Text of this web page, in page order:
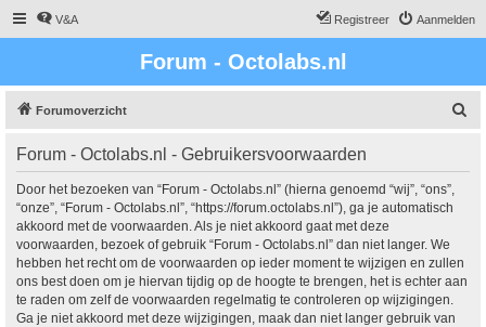
V&A Aanmelden
Registreer
Forum - Octolabs.nl
Forumoverzicht
Forum - Octolabs.nl - Gebruikersvoorwaarden
Door het bezoeken van “Forum - Octolabs.nl” (hierna genoemd “wij”, “ons”,
“onze”, “Forum - Octolabs.nl”, “https://forum.octolabs.nl”), ga je automatisch
akkoord met de voorwaarden. Als je niet akkoord gaat met deze
voorwaarden, bezoek of gebruik “Forum - Octolabs.nl” dan niet langer. We
hebben het recht om de voorwaarden op ieder moment te wijzigen en zullen
ons best doen om je hiervan tijdig op de hoogte te brengen, het is echter aan
te raden om zelf de voorwaarden regelmatig te controleren op wijzigingen.
Ga je niet akkoord met deze wijzigingen, maak dan niet langer gebruik van